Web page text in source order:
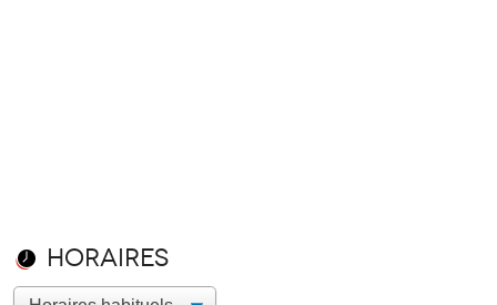
Horaires